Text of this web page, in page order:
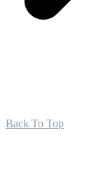
Back To Top